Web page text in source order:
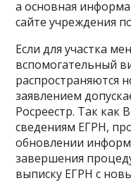
а основная
сайте учреждения
Если для участка
вспомогательный
распространяются
заявлением
Росреестр. Так как
сведениям ЕГРН,
обновлении
завершения
выписку ЕГРН с